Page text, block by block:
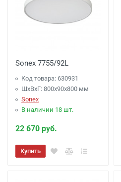
Sonex 7755/92L
Код товара: 630931
ШхВхГ: 800x90x800 мм
Sonex
В наличии 18 шт.
22 670 руб.
Купить